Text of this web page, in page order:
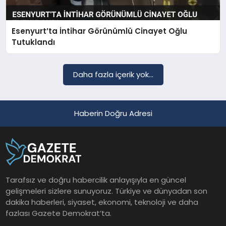
SAĞLIK
YAŞAM
Esenyurt’ta İntihar Görünümlü Cinayet Oğlu
Tutuklandı
Daha fazla içerik yok...
Haberin Doğru Adresi
Tarafsız ve doğru habercilik anlayışıyla en güncel
gelişmeleri sizlere sunuyoruz. Türkiye ve dünyadan son
dakika haberleri, siyaset, ekonomi, teknoloji ve daha
fazlası Gazete Demokrat’ta.